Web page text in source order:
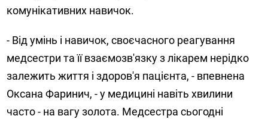
комунікативних навичок.
- Від умінь і навичок, своєчасного реагування
медсестри та її взаємозв'язку з лікарем нерідко
залежить життя і здоров'я пацієнта, - впевнена
Оксана Фаринич, - у медицині навіть хвилини
часто - на вагу золота. Медсестра сьогодні